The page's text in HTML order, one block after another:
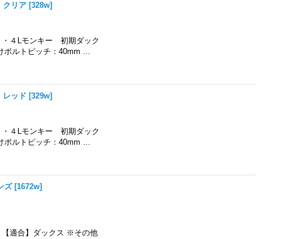
リア [328w]
４Lモンキー 初期ダック
ボルトピッチ：40mm …
ッド [329w]
４Lモンキー 初期ダック
ボルトピッチ：40mm …
ズ [1672w]
【適合】ダックス ※その他